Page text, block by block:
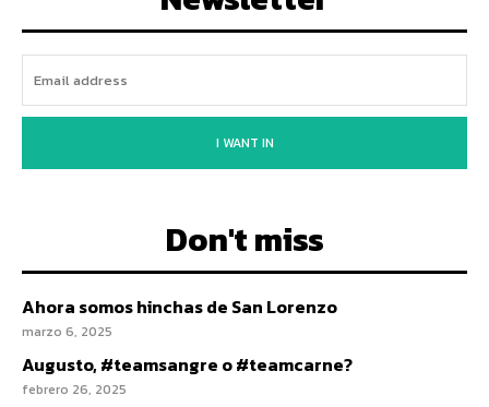
I WANT IN
Don't miss
Ahora somos hinchas de San Lorenzo
marzo 6, 2025
Augusto, #teamsangre o #teamcarne?
febrero 26, 2025